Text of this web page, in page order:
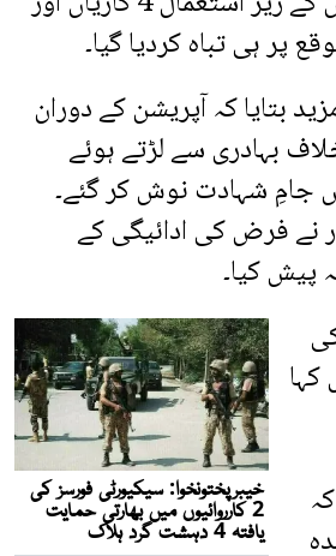
پر ہی تباہ کردیا گیا۔
بتایا کہ آپریشن کے دوران
بہادری سے لڑتے ہوئے
جامِ شہادت نوش کر گئے۔
نے فرض کی ادائیگی کے
پیش کیا۔